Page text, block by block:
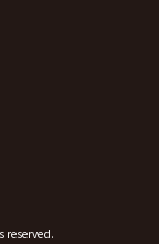
reserved.